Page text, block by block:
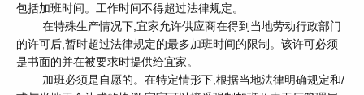
包括加班时间。工作时间不得超过法律规定。
在特殊生产情况下,宜家允许供应商在得到当地劳动行政部门
的许可后,暂时超过法律规定的最多加班时间的限制。该许可必须
是书面的并在被要求时提供给宜家。
加班必须是自愿的。在特定情形下,根据当地法律明确规定和/